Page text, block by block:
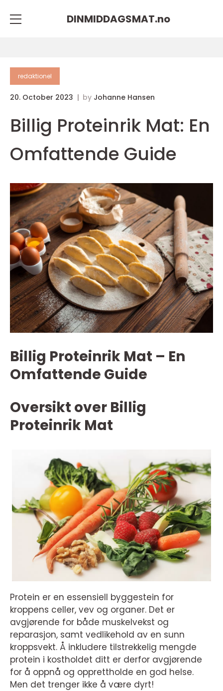
DINMIDDAGSMAT.no
redaktionel
20. October 2023 by Johanne Hansen
Billig Proteinrik Mat: En
Omfattende Guide
Billig Proteinrik Mat – En
Omfattende Guide
Oversikt over Billig
Proteinrik Mat
Protein er en essensiell byggestein for
kroppens celler, vev og organer. Det er
avgjørende for både muskelvekst og
reparasjon, samt vedlikehold av en sunn
kroppsvekt. Å inkludere tilstrekkelig mengde
protein i kostholdet ditt er derfor avgjørende
for å oppnå og opprettholde en god helse.
Men det trenger ikke å være dyrt!